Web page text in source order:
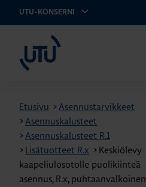
UTU-KONSERNI
Etusivu >Asennustarvikkeet
>Asennuskalusteet
>Asennuskalusteet R.1
> Lisätuotteet R.x > Keskiölevy
kaapeliulosotolle puolikiinteä
asennus, R.x, puhtaanvalkoinen